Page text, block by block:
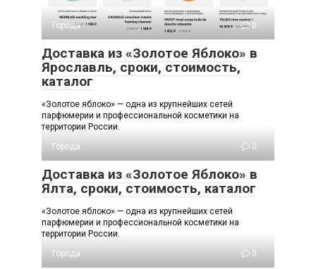
Города 0
Доставка из «Золотое Яблоко» в
Ярославль, сроки, стоимость,
каталог
«Золотое яблоко» — одна из крупнейших сетей
парфюмерии и профессиональной косметики на
территории России.
Города
0
Доставка из «Золотое Яблоко» в
Ялта, сроки, стоимость, каталог
«Золотое яблоко» — одна из крупнейших сетей
парфюмерии и профессиональной косметики на
территории России.
Города
0